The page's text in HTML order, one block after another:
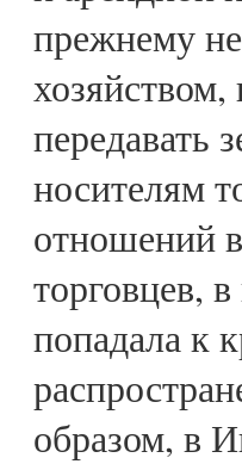
прежнему
хозяйством,
передавать
носителям
отношений
торговцев,
попадала к
образом, в